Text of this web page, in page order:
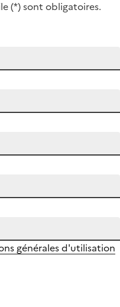
(*) sont obligatoires.
générales d'utilisation